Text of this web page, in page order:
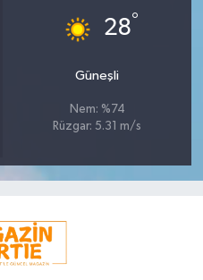
28°
Güneşli
Nem: %74
Rüzgar: 5.31 m/s